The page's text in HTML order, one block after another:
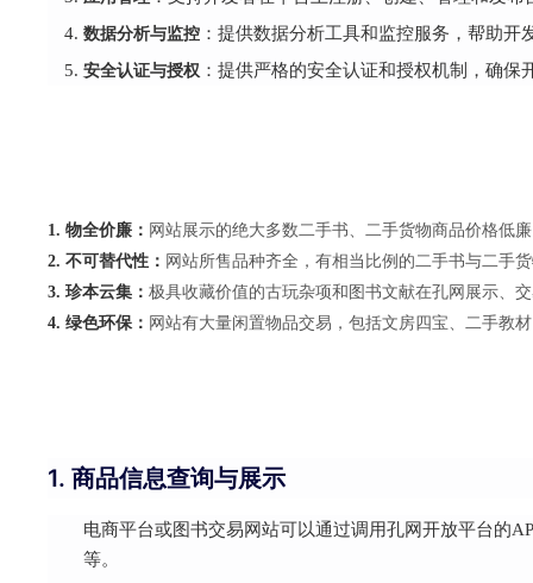
数据分析与监控 ：提供数据分析工具和监控服务，帮助
安全认证与授权 ：提供严格的安全认证和授权机制，确
1. 物全价廉： 网站展示的绝大多数二手书、二手货物商品价格低
2. 不可替代性： 网站所售品种齐全，有相当比例的二手书与二手
3. 珍本云集： 极具收藏价值的古玩杂项和图书文献在孔网展示、
4. 绿色环保： 网站有大量闲置物品交易，包括文房四宝、二手教
1. 商品信息查询与展示
电商平台或图书交易网站可以通过调用孔网开放平台的
等。